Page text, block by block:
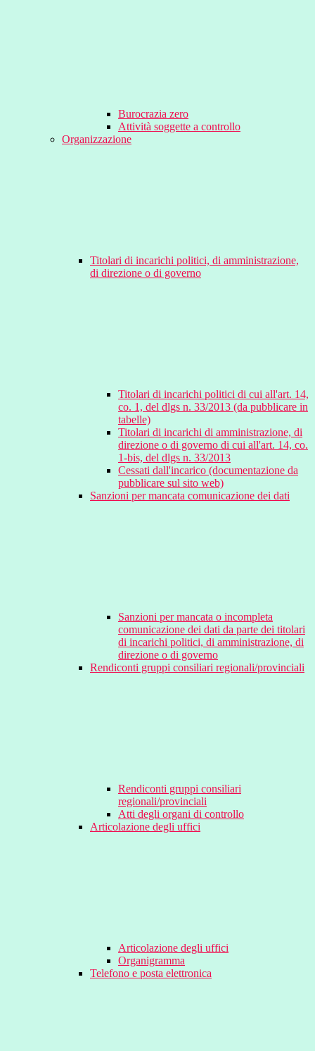
Burocrazia zero
Attività soggette a controllo
Organizzazione
Titolari di incarichi politici, di amministrazione,
di direzione o di governo
Titolari di incarichi politici di cui all'art. 14,
co. 1, del dlgs n. 33/2013 (da pubblicare in
tabelle)
Titolari di incarichi di amministrazione, di
direzione o di governo di cui all'art. 14, co.
1-bis, del dlgs n. 33/2013
Cessati dall'incarico (documentazione da
pubblicare sul sito web)
Sanzioni per mancata comunicazione dei dati
Sanzioni per mancata o incompleta
comunicazione dei dati da parte dei titolari
di incarichi politici, di amministrazione, di
direzione o di governo
Rendiconti gruppi consiliari regionali/provinciali
Rendiconti gruppi consiliari
regionali/provinciali
Atti degli organi di controllo
Articolazione degli uffici
Articolazione degli uffici
Organigramma
Telefono e posta elettronica